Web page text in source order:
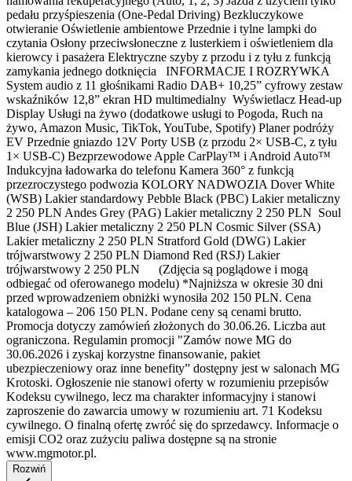
pedału przyśpieszenia (One-Pedal Driving) Bezkluczykowe
otwieranie Oświetlenie ambientowe Przednie i tylne lampki do
czytania Osłony przeciwsłoneczne z lusterkiem i oświetleniem dla
kierowcy i pasażera Elektryczne szyby z przodu i z tyłu z funkcją
zamykania jednego dotknięcia INFORMACJE I ROZRYWKA
System audio z 11 głośnikami Radio DAB+ 10,25” cyfrowy zestaw
wskaźników 12,8” ekran HD multimedialny Wyświetlacz Head-up
Display Usługi na żywo (dodatkowe usługi to Pogoda, Ruch na
żywo, Amazon Music, TikTok, YouTube, Spotify) Planer podróży
EV Przednie gniazdo 12V Porty USB (z przodu 2× USB-C, z tyłu
1× USB-C) Bezprzewodowe Apple CarPlay™ i Android Auto™
Indukcyjna ładowarka do telefonu Kamera 360° z funkcją
przezroczystego podwozia KOLORY NADWOZIA Dover White
(WSB) Lakier standardowy Pebble Black (PBC) Lakier metaliczny
2 250 PLN Andes Grey (PAG) Lakier metaliczny 2 250 PLN Soul
Blue (JSH) Lakier metaliczny 2 250 PLN Cosmic Silver (SSA)
Lakier metaliczny 2 250 PLN Stratford Gold (DWG) Lakier
trójwarstwowy 2 250 PLN Diamond Red (RSJ) Lakier
trójwarstwowy 2 250 PLN (Zdjęcia są poglądowe i mogą
odbiegać od oferowanego modelu) *Najniższa w okresie 30 dni
przed wprowadzeniem obniżki wynosiła 202 150 PLN. Cena
katalogowa – 206 150 PLN. Podane ceny są cenami brutto.
Promocja dotyczy zamówień złożonych do 30.06.26. Liczba aut
ograniczona. Regulamin promocji "Zamów nowe MG do
30.06.2026 i zyskaj korzystne finansowanie, pakiet
ubezpieczeniowy oraz inne benefity” dostępny jest w salonach MG
Krotoski. Ogłoszenie nie stanowi oferty w rozumieniu przepisów
Kodeksu cywilnego, lecz ma charakter informacyjny i stanowi
zaproszenie do zawarcia umowy w rozumieniu art. 71 Kodeksu
cywilnego. O finalną ofertę zwróć się do sprzedawcy. Informacje o
emisji CO2 oraz zużyciu paliwa dostępne są na stronie
www.mgmotor.pl.
Rozwiń